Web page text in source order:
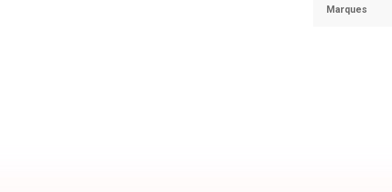
Marques